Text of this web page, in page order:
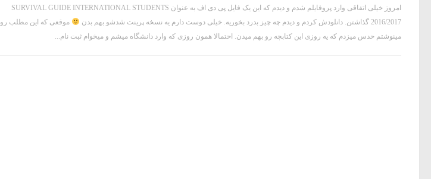
امروز خیلی اتفاقی وارد پروفایلم شدم و دیدم که این یک فایل پی دی اف به عنوان SURVIVAL GUIDE INTERNATIONAL STUDENTS
2016/2017 گذاشتن. دانلودش کردم و دیدم چه چیز بدرد بخوریه. خیلی دوست دارم یه نسخه پرینت شدشو بهم بدن
موقعی که این مطلب رو
مینوشتم حدس میزدم که یه روزی این کتابچه رو بهم میدن. احتمالا همون روزی که وارد دانشگاه میشم و میخوام ثبت نام...